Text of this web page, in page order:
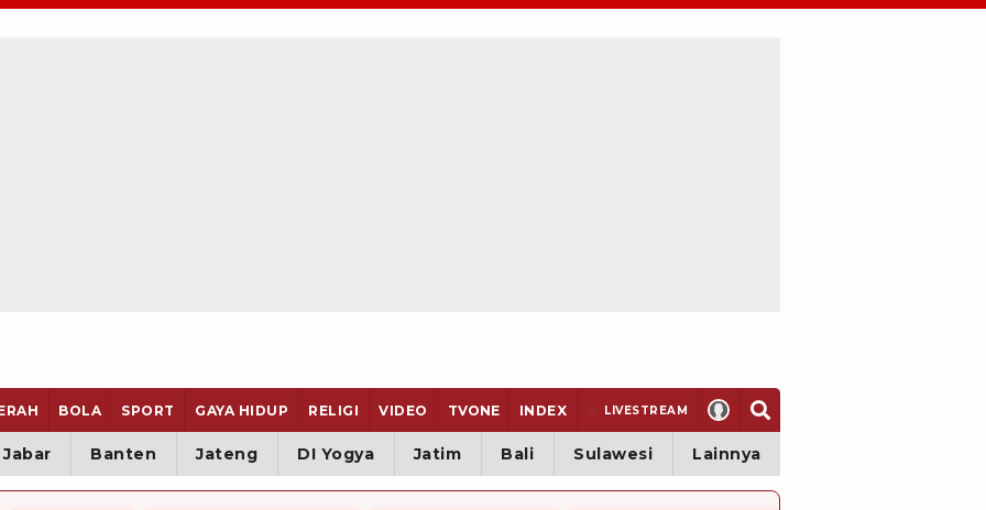
BOLA SPORT GAYA HIDUP RELIGI VIDEO TVONE INDEX LIVESTREAM
Jabar Banten Jateng DI Yogya Jatim Bali Sulawesi Lainnya